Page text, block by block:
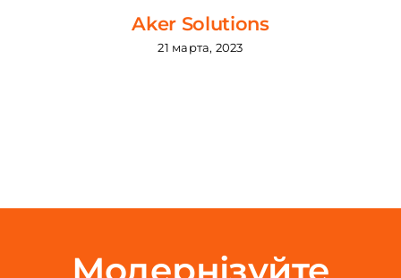
Aker Solutions
21 марта, 2023